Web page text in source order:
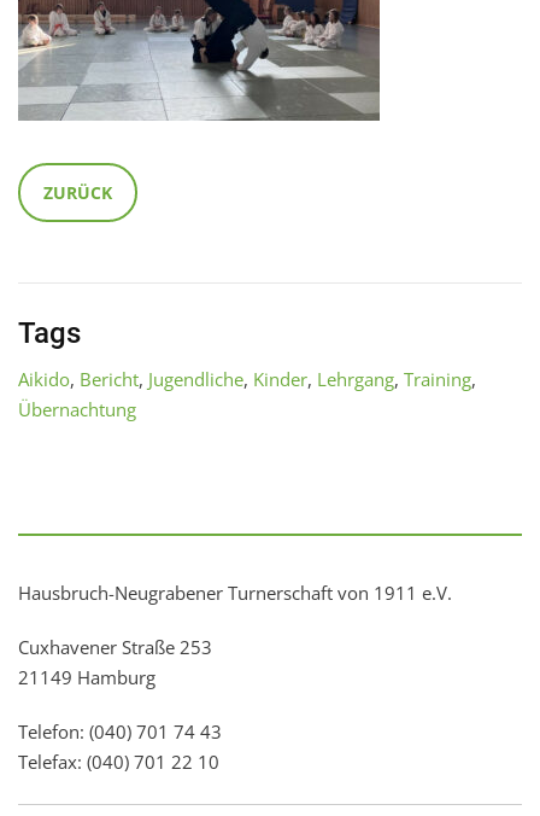
ZURÜCK
Tags
Aikido, Bericht, Jugendliche, Kinder, Lehrgang, Training,
Übernachtung
Hausbruch-Neugrabener Turnerschaft von 1911 e.V.
Cuxhavener Straße 253
21149 Hamburg
Telefon: (040) 701 74 43
Telefax: (040) 701 22 10